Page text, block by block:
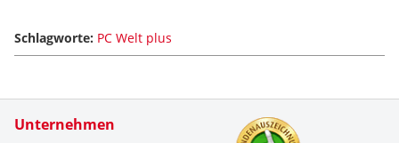
Schlagworte: PC Welt plus
Unternehmen
Zertifikate